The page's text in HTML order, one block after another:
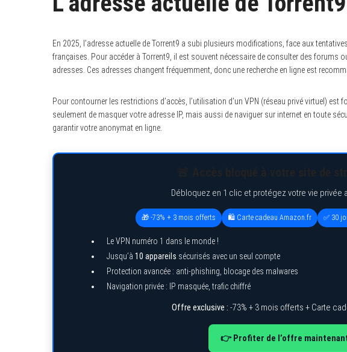
En 2025, l’adresse actuelle de Torrent9 a subi plusieurs modifications, face aux
françaises. Pour accéder à Torrent9, il est souvent nécessaire de consulter des forums
adresses. Ces adresses changent fréquemment, donc une recherche en ligne est
Pour contourner les restrictions d’accès, l’utilisation d’un VPN (réseau privé virtuel) est
seulement de masquer votre adresse IP, mais aussi de naviguer sur internet en toute
garantir votre anonymat en ligne.
Débloquez en 1 clic et protégez votre vie privée
🎁 -73% + 3 mois offerts 🛍️ Carte cadeau Amazon.fr ✅ 30
Le VPN numéro 1 dans le monde !
Jusqu’à 10 appareils sécurisés avec un seul compte
Protection avancée : anti-phishing, blocage des malwares
Navigation privée : IP masquée, trafic chiffré
Offre exclusive : -73% + 3 mois offerts + Carte
👉 Profiter de l’offre